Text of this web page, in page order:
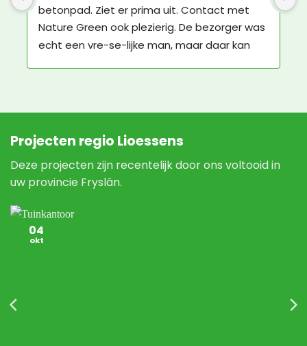
vriendelijk personeel! Klasse!
Projecten regio Lioessens
Deze projecten zijn recentelijk door ons voltooid in
uw provincie Fryslân.
04
okt